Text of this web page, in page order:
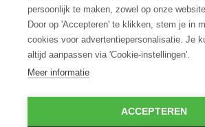
Privacy Policy
Cookies
Cookie policy
persoonlijk te maken, zowel op onze
Door op 'Accepteren' te klikken, stem je in
cookies voor advertentiepersonalisatie. Je
altijd aanpassen via 'Cookie-instellingen'.
Meer informatie
ACCEPTEREN